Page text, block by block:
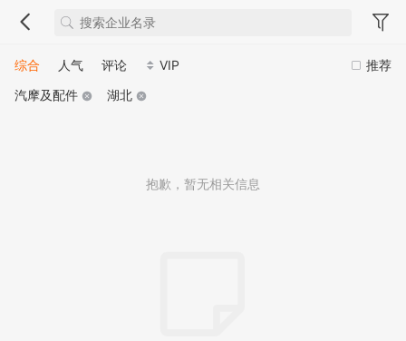
推荐
综合 人气 评论
VIP
汽摩及配件
湖北
抱歉，暂无相关信息